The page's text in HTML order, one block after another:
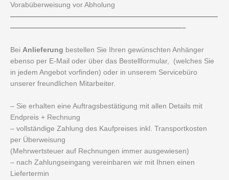
Vorabüberweisung vor Abholung
—————————————————————————————
————————————————————————–
Bei Anlieferung bestellen Sie Ihren gewünschten Anhänger
ebenso per E-Mail oder über das Bestellformular, (welches Sie
in jedem Angebot vorfinden) oder in unserem Servicebüro
unserer freundlichen Mitarbeiter.
– Sie erhalten eine Auftragsbestätigung mit allen Details mit
Endpreis + Rechnung
– vollständige Zahlung des Kaufpreises inkl. Transportkosten
per Überweisung
(Mehrwertsteuer auf Rechnungen immer ausgewiesen)
– nach Zahlungseingang vereinbaren wir mit Ihnen einen
Liefertermin